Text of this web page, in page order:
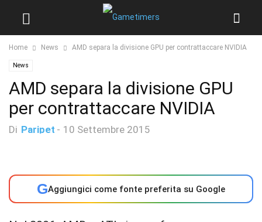
Home News AMD separa la divisione GPU per contrattaccare NVIDIA
News
AMD separa la divisione GPU
per contrattaccare NVIDIA
Di Paripet - 10 Settembre 2015
GAggiungici come fonte preferita su Google